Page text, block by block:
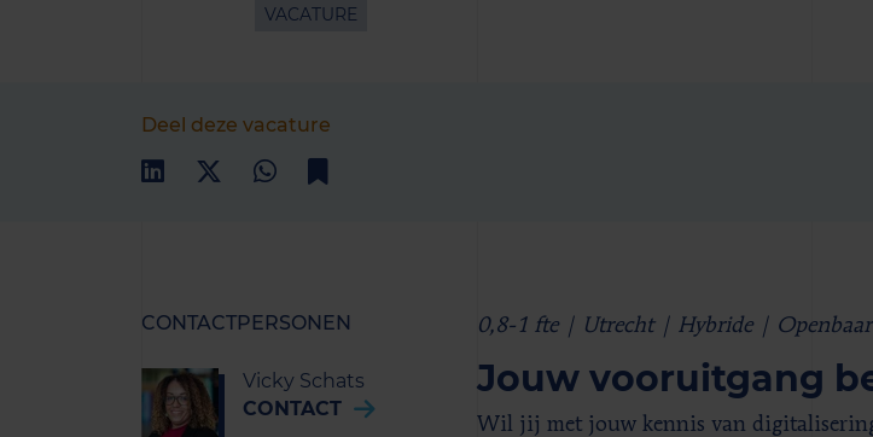
VACATURE
Deel deze vacature
CONTACTPERSONEN
Vicky Schats
CONTACT
0,8-1 fte | Utrecht | Hybride |
Jouw vooruitgang
Wil jij met jouw kennis van digitalisering